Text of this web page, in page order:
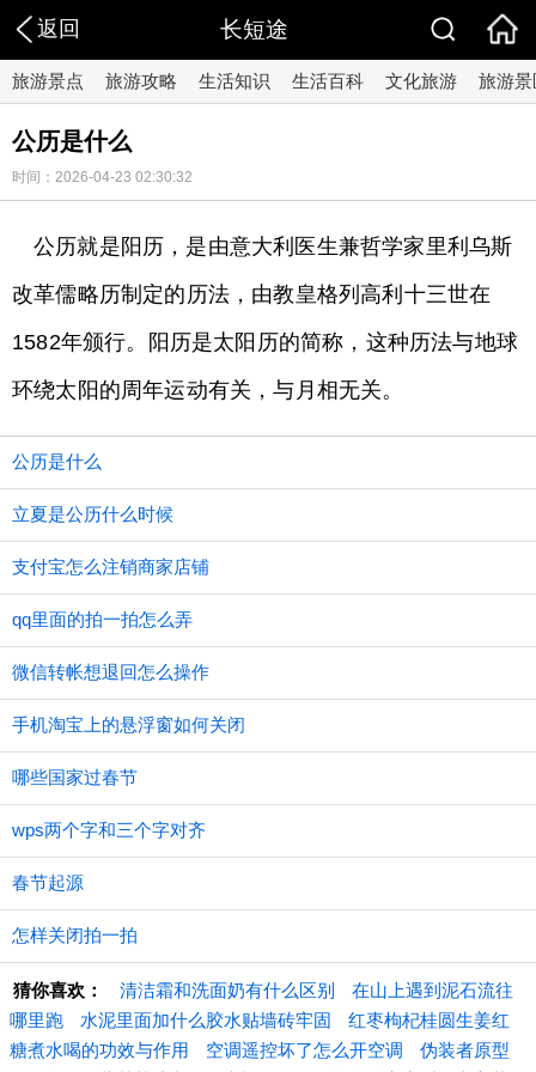
返回 长短途
旅游景点 旅游攻略 生活知识 生活百科 文化旅游 旅游景
公历是什么
时间：2026-04-23 02:30:32
公历就是阳历，是由意大利医生兼哲学家里利乌斯
改革儒略历制定的历法，由教皇格列高利十三世在
1582年颁行。阳历是太阳历的简称，这种历法与地球
环绕太阳的周年运动有关，与月相无关。
公历是什么
立夏是公历什么时候
支付宝怎么注销商家店铺
qq里面的拍一拍怎么弄
微信转帐想退回怎么操作
手机淘宝上的悬浮窗如何关闭
哪些国家过春节
wps两个字和三个字对齐
春节起源
怎样关闭拍一拍
猜你喜欢： 清洁霜和洗面奶有什么区别
在山上遇到泥石流往
哪里跑
水泥里面加什么胶水贴墙砖牢固
红枣枸杞桂圆生姜红
糖煮水喝的功效与作用
空调遥控坏了怎么开空调
伪装者原型